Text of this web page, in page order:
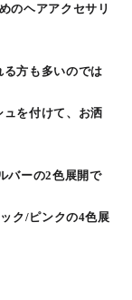
のヘアアクセサリ
方も多いのでは
を付けて、お洒
バーの2色展開で
ク/ピンクの4色展